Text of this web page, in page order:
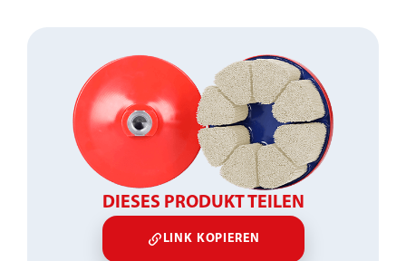
DIESES PRODUKT TEILEN
LINK KOPIEREN